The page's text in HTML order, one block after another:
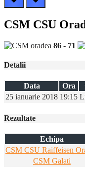
CSM CSU
86 - 71
Detalii
Data Ora
25 ianuarie 2018 19:15
Rezultate
Echipa
CSM CSU Raiffeisen
CSM Galati